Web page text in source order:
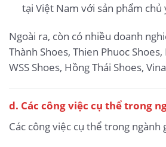
tại Việt Nam với sản phẩm chủ
Ngoài ra, còn có nhiều doanh
Thành Shoes, Thien Phuoc
WSS Shoes, Hồng Thái Shoes,
d. Các công việc cụ thể trong
Các công việc cụ thể trong ngành